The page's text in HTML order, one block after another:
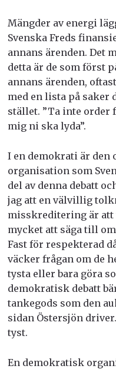
Mängder av energi
Svenska Freds
annans ärenden. Det
detta är de som först
annans ärenden,
med en lista på saker
stället. ”Ta inte order
mig ni ska lyda”.
I en demokrati är den
organisation som
del av denna debatt
jag att en välvillig
misskreditering är
mycket att säga till
Fast för respekterad
väcker frågan om de
tysta eller bara göra
demokratisk debatt
tankegods som den
sidan Östersjön
tyst.
En demokratisk